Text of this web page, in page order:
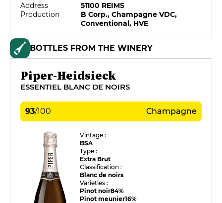
Address
51100 REIMS
Production
B Corp., Champagne VDC,
Conventional, HVE
BOTTLES FROM THE WINERY
Piper-Heidsieck
ESSENTIEL BLANC DE NOIRS
93/100 Champagne
Vintage :
BSA
Type :
Extra Brut
Classification :
Blanc de noirs
Varieties :
Pinot noir84%
Pinot meunier16%